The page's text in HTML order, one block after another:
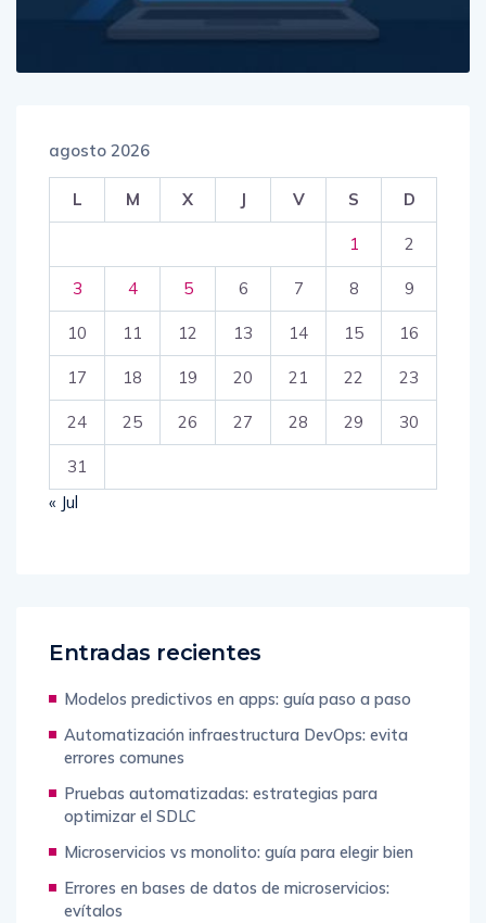
agosto 2026
L M X J V S D
1 2
3 4 5 6 7 8 9
10 11 12 13 14 15 16
17 18 19 20 21 22 23
24 25 26 27 28 29 30
31
« Jul
Entradas recientes
Modelos predictivos en apps: guía paso a paso
Automatización infraestructura DevOps: evita
errores comunes
Pruebas automatizadas: estrategias para
optimizar el SDLC
Microservicios vs monolito: guía para elegir bien
Errores en bases de datos de microservicios:
evítalos